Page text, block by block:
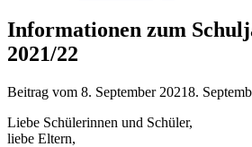
Informationen zum
2021/22
Beitrag vom 8. September 20218.
Liebe Schülerinnen und Schüler,
liebe Eltern,